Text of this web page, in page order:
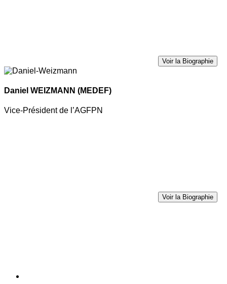
Voir la Biographie
Daniel WEIZMANN (MEDEF)
Vice-Président de l’AGFPN
Voir la Biographie